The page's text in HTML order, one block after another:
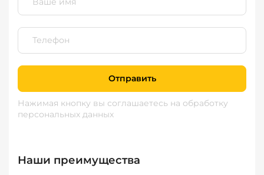
Отправить
Нажимая кнопку вы соглашаетесь на обработку
персональных данных
Наши преимущества